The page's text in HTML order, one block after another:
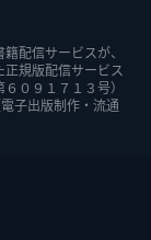
配信サービスが、
規版配信サービス
０９１７１３号）
子出版制作・流通